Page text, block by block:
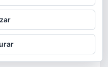
detiene a
cómo gestionar las cookies,